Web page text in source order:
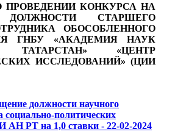
ПРОВЕДЕНИИ КОНКУРСА НА
ДОЛЖНОСТИ СТАРШЕГО
ОБОСОБЛЕННОГО
ГНБУ «АКАДЕМИЯ НАУК
ТАТАРСТАН» «ЦЕНТР
ИССЛЕДОВАНИЙ» (ЦИИ
должности научного
социально-политических
АН РТ на 1,0 ставки - 22-02-2024